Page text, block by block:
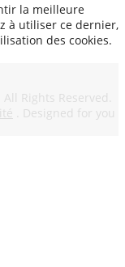
la meilleure
à utiliser ce dernier,
des cookies.
Rights Reserved.
. Designed for you